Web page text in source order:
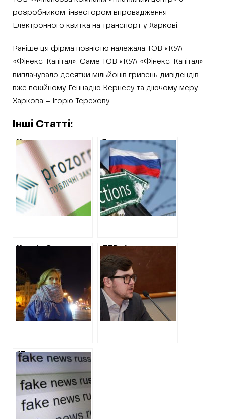
розробником-інвестором впровадження
Електронного квитка на транспорт у Харкові.
Раніше ця фірма повністю належала ТОВ «КУА
«Фінекс-Капітал». Саме ТОВ «КУА «Фінекс-Капітал»
виплачувало десятки мільйонів гривень дивідендів
вже покійному Геннадію Кернесу та діючому меру
Харкова – Ігорю Терехову.
Інші Статті:
Незважаючи на
війну, громада на
Харківщині,
замовляє
послуги з
озеленення
Як впливають
антиросійські
санкції: підбірка
ХАЦ, частина 6
Ксенія Семенова:
збільшення
велосипедистів
на дорогах
отримують усі — і
ті хто їздить
велосипедом, і ті
ДБР підтверджує
російське
громадянство
Мальованого, про
яке писав ХАЦ
“Терехов загнав
дітей у метро”:
ХАЦ спростовує
новий фейк